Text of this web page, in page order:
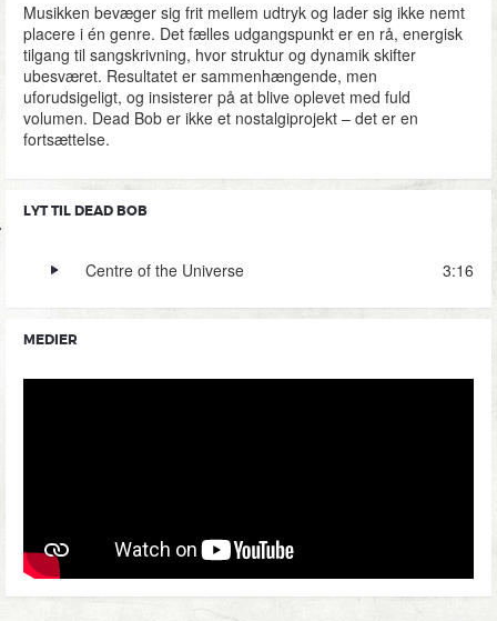
Musikken bevæger sig frit mellem udtryk og lader sig ikke nemt
placere i én genre. Det fælles udgangspunkt er en rå, energisk
tilgang til sangskrivning, hvor struktur og dynamik skifter
ubesværet. Resultatet er sammenhængende, men
uforudsigeligt, og insisterer på at blive oplevet med fuld
volumen. Dead Bob er ikke et nostalgiprojekt – det er en
fortsættelse.
MEDIER
LYT TIL DEAD BOB
Centre of the Universe 3:16